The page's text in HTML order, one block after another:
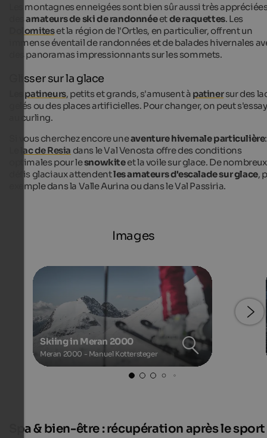
Les montagnes enneigées sont bien sûr aussi très
desamateurs de ski de randonnéeetde raquettes. Les
Dolomiteset la région de l'Ortles, en particulier, offrent un
immense éventail de randonnées et de balades hivernales
des panoramas impressionnants sur les sommets.
Glisser sur la glace
patineurs, petits et grands, s'amusent à patinersur des
gelés ou des places artificielles. Pour changer, on peut
au curling.
Si vous cherchez encore uneaventure hivernale particulière:
lac de Resia dans le Val Venosta offre des conditions
optimales pour lesnowkiteet la voile sur glace. De nombreux
défis glaciaux attendentles amateurs d'escalade sur glace,
exemple dans la Valle Aurina ou dans le Val Passiria.
Images
Skiing in Meran 2000
Meran 2000 - Manuel Kottersteger
Spa & bien-être : récupération après le sport